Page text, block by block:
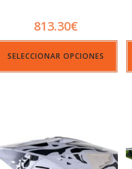
813.30€
SELECCIONAR OPCIONES